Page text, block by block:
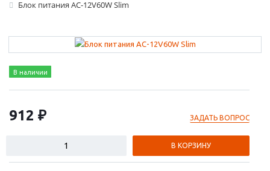
Блок питания AС-12V60W Slim
В наличии
912 ₽ ЗАДАТЬ ВОПРОС
В КОРЗИНУ